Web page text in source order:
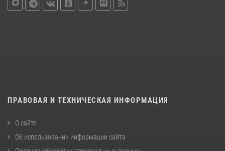
ПРАВОВАЯ И ТЕХНИЧЕСКАЯ ИНФОРМАЦИЯ
О сайте
Об использовании информации сайта